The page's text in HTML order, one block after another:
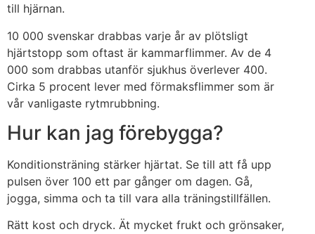
till hjärnan.
10 000 svenskar drabbas varje år av plötsligt
hjärtstopp som oftast är kammarflimmer. Av de 4
000 som drabbas utanför sjukhus överlever 400.
Cirka 5 procent lever med förmaksflimmer som är
vår vanligaste rytmrubbning.
Hur kan jag förebygga?
Konditionsträning stärker hjärtat. Se till att få upp
pulsen över 100 ett par gånger om dagen. Gå,
jogga, simma och ta till vara alla träningstillfällen.
Rätt kost och dryck. Ät mycket frukt och grönsaker,